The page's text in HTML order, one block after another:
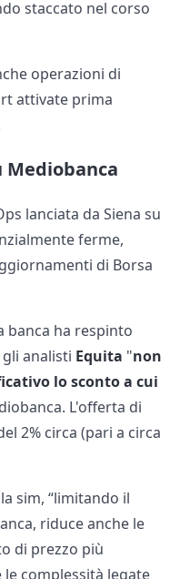
staccato nel corso
operazioni di
attivate prima
Mediobanca
lanciata da Siena su
ferme,
di Borsa
banca ha respinto
analisti Equita "non
lo sconto a cui
L'offerta di
2% circa (pari a circa
sim, “limitando il
riduce anche le
di prezzo più
complessità legate